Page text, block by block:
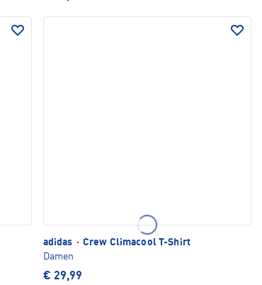
adidas · Crew Climacool T-Shirt
Damen
€ 29,99